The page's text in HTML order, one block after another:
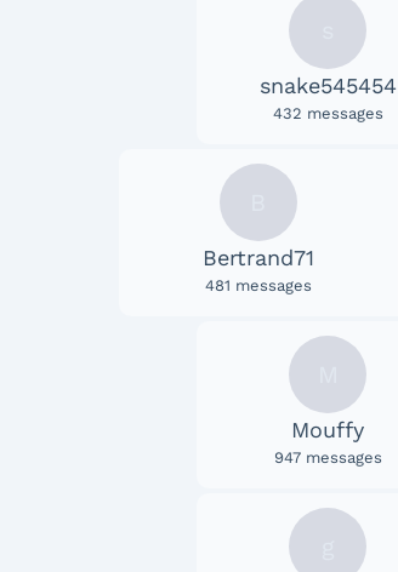
snake545454
432 messages
Bertrand71
481 messages
Mouffy
947 messages